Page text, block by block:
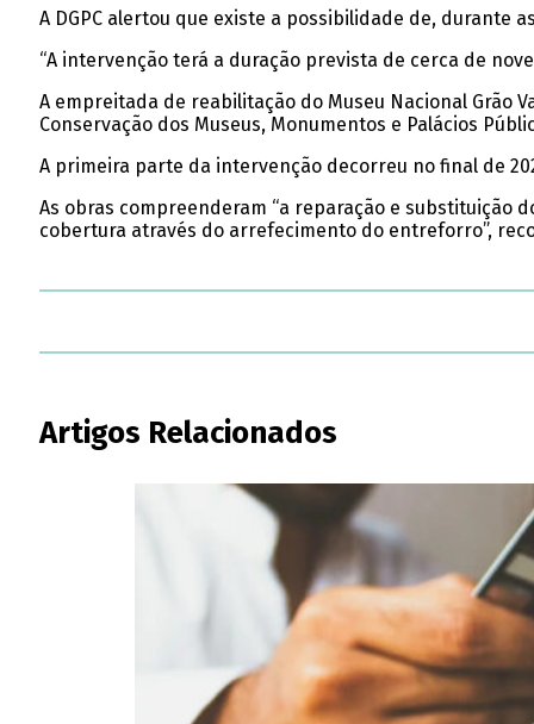
A DGPC alertou que existe a possibilidade de, durante
“A intervenção terá a duração prevista de cerca de
A empreitada de reabilitação do Museu Nacional Grão
Conservação dos Museus, Monumentos e Palácios
A primeira parte da intervenção decorreu no final de
As obras compreenderam “a reparação e substituição
cobertura através do arrefecimento do entreforro”,
Artigos Relacionados